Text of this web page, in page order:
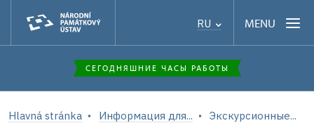
RU MENU
СЕГОДНЯШНИЕ ЧАСЫ РАБОТЫ
Hlavná stránka Информация для... Экскурсионные...